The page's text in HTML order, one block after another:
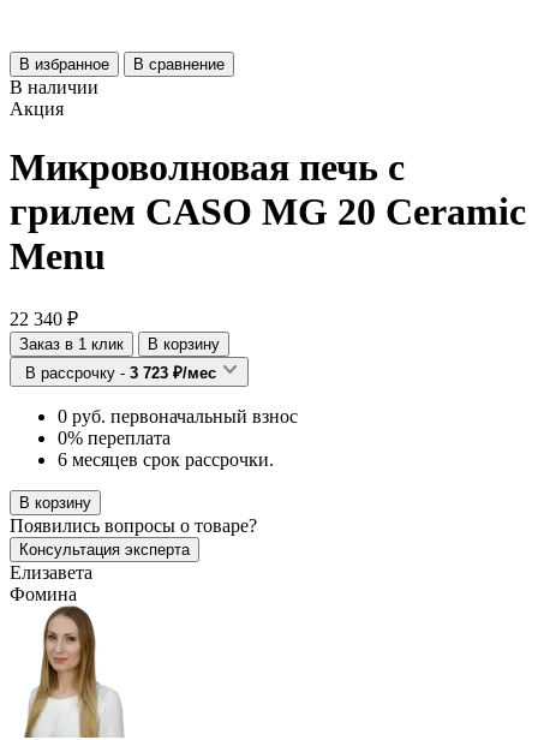
В избранное В сравнение
В наличии
Акция
Микроволновая печь с
грилем CASO MG 20 Ceramic
Menu
22 340 ₽
Заказ в 1 клик
В корзину
В рассрочку - 3 723 ₽/мес
0 руб. первоначальный взнос
0% переплата
6 месяцев срок рассрочки.
В корзину
Появились вопросы о товаре?
Консультация эксперта
Елизавета
Фомина